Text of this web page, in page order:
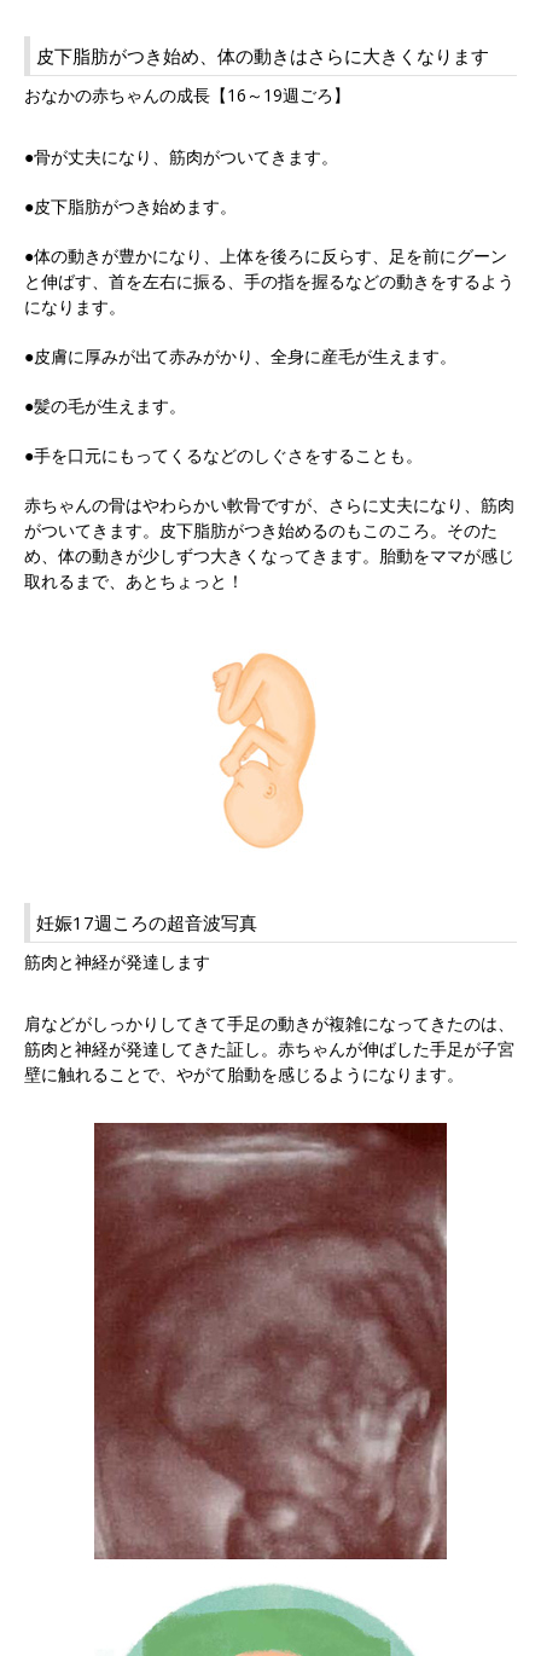
皮下脂肪がつき始め、体の動きはさらに大きくなります
おなかの赤ちゃんの成長【16～19週ごろ】
●骨が丈夫になり、筋肉がついてきます。
●皮下脂肪がつき始めます。
●体の動きが豊かになり、上体を後ろに反らす、足を前にグーン
と伸ばす、首を左右に振る、手の指を握るなどの動きをするよう
になります。
●皮膚に厚みが出て赤みがかり、全身に産毛が生えます。
●髪の毛が生えます。
●手を口元にもってくるなどのしぐさをすることも。
赤ちゃんの骨はやわらかい軟骨ですが、さらに丈夫になり、筋肉
がついてきます。皮下脂肪がつき始めるのもこのころ。そのた
め、体の動きが少しずつ大きくなってきます。胎動をママが感じ
取れるまで、あとちょっと！
妊娠17週ころの超音波写真
筋肉と神経が発達します
肩などがしっかりしてきて手足の動きが複雑になってきたのは、
筋肉と神経が発達してきた証し。赤ちゃんが伸ばした手足が子宮
壁に触れることで、やがて胎動を感じるようになります。